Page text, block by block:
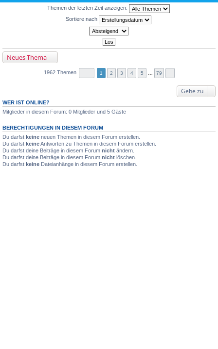
Themen der letzten Zeit anzeigen:
Sortiere nach
Neues Thema
1962 Themen 1 2 3 4 5 79
Gehe zu
WER IST ONLINE?
Mitglieder in diesem Forum: 0 Mitglieder und 5 Gäste
BERECHTIGUNGEN IN DIESEM FORUM
Du darfst keine neuen Themen in diesem Forum erstellen.
Du darfst keineAntworten zu Themen in diesem Forum erstellen.
Du darfst deine Beiträge in diesem Forum nicht ändern.
Du darfst deine Beiträge in diesem Forum nicht löschen.
Du darfst keine Dateianhänge in diesem Forum erstellen.